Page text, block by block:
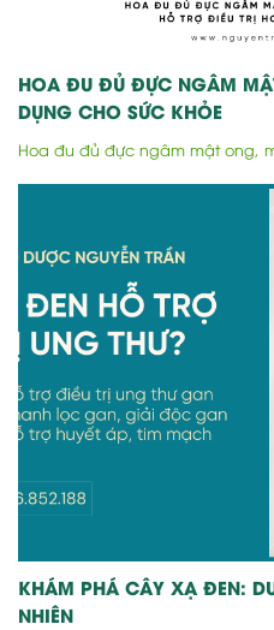
HOA ĐU ĐỦ ĐỰC NGÂM
DỤNG CHO SỨC KHỎE
Hoa đu đủ đực ngâm mật ong,
KHÁM PHÁ CÂY XẠ ĐEN:
NHIÊN